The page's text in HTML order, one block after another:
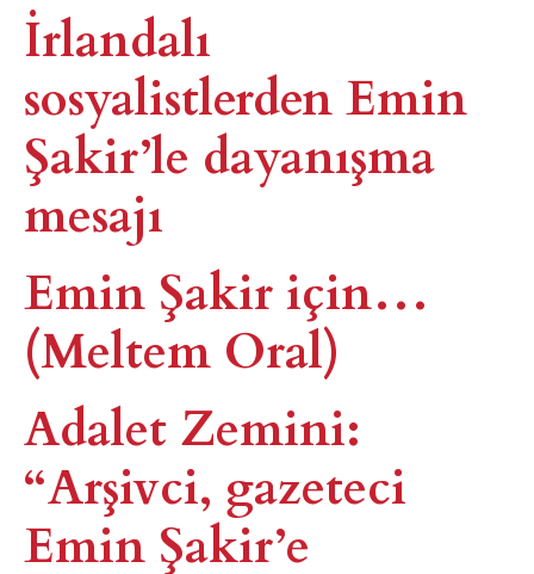
İrlandalı
sosyalistlerden Emin
Şakir’le dayanışma
mesajı
Emin Şakir için…
(Meltem Oral)
Adalet Zemini:
“Arşivci, gazeteci
Emin Şakir’e